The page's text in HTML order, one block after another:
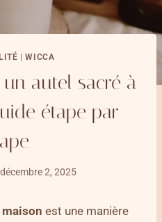
|WICCA
autel sacré à
étape par
décembre 2, 2025
maison est une manière